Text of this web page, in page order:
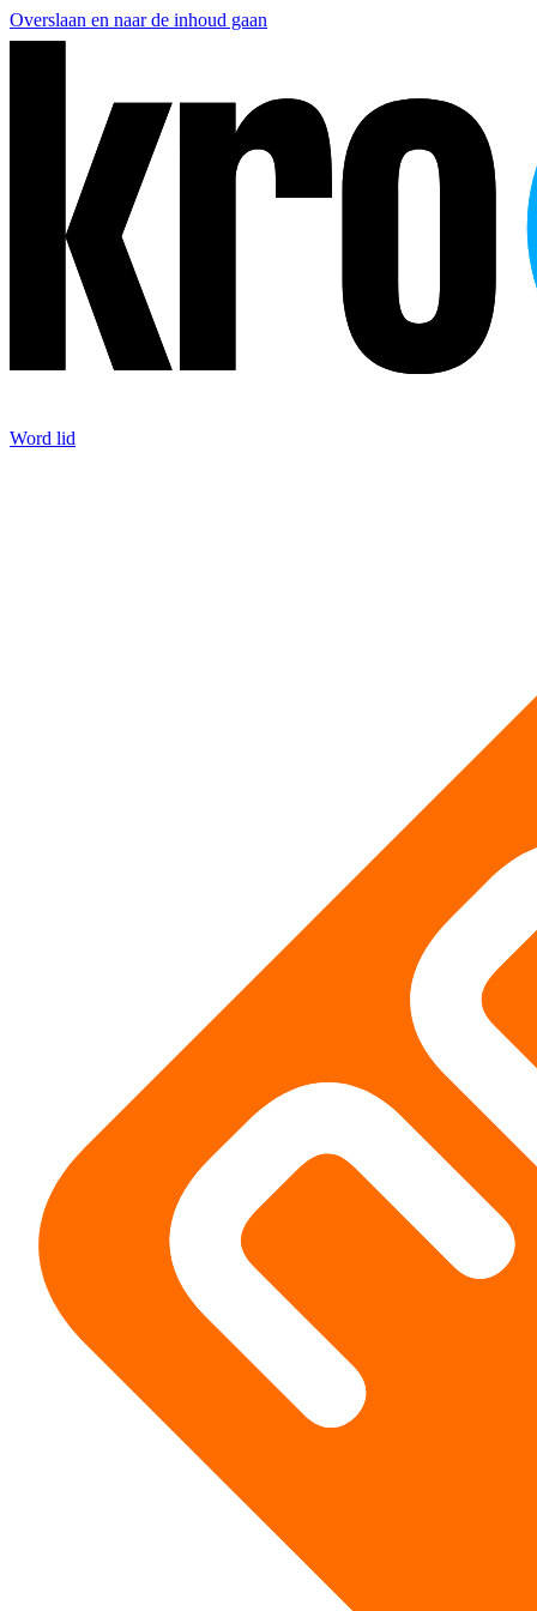
Overslaan en naar de inhoud gaan
Word lid